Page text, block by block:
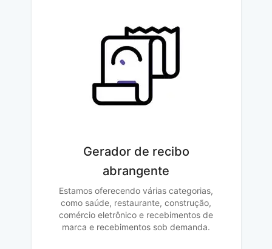
Gerador de recibo
abrangente
Estamos oferecendo várias categorias,
como saúde, restaurante, construção,
comércio eletrônico e recebimentos de
marca e recebimentos sob demanda.